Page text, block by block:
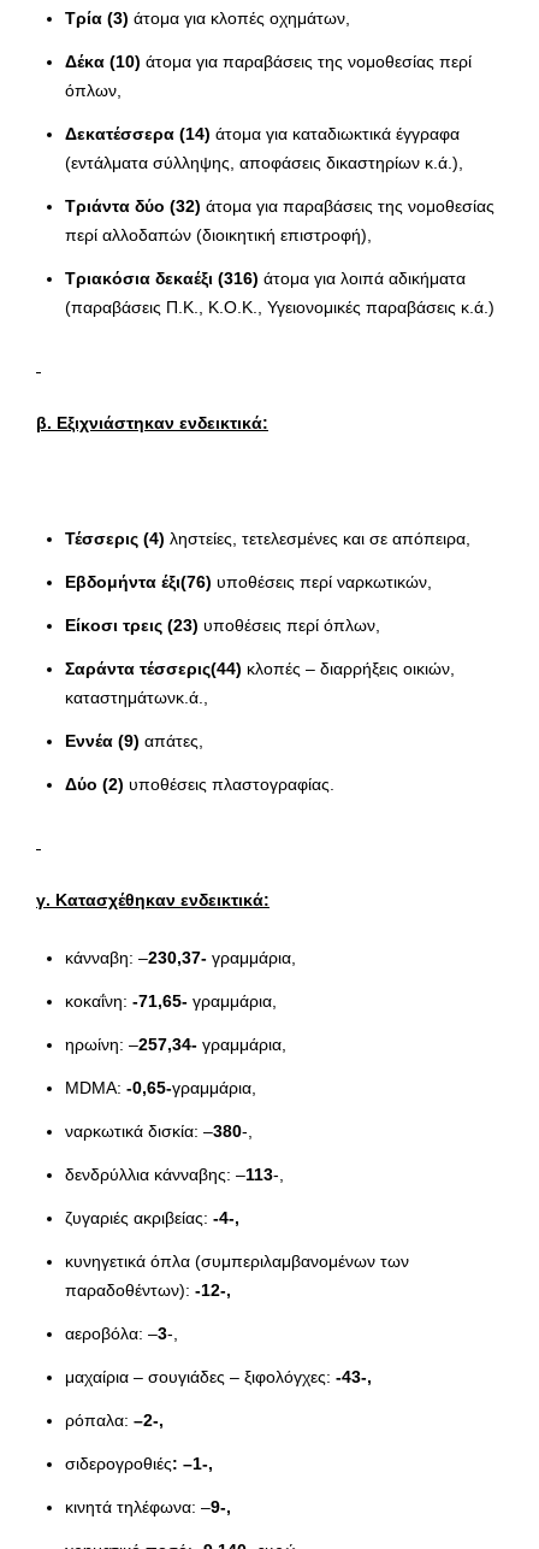
Τρία (3) άτομα για κλοπές οχημάτων,
Δέκα (10) άτομα για παραβάσεις της νομοθεσίας περί
όπλων,
Δεκατέσσερα (14) άτομα για καταδιωκτικά έγγραφα
(εντάλματα σύλληψης, αποφάσεις δικαστηρίων κ.ά.),
Τριάντα δύο (32) άτομα για παραβάσεις της νομοθεσίας
περί αλλοδαπών (διοικητική επιστροφή),
Τριακόσια δεκαέξι (316) άτομα για λοιπά αδικήματα
(παραβάσεις Π.Κ., Κ.Ο.Κ., Υγειονομικές παραβάσεις κ.ά.)
β. Εξιχνιάστηκαν ενδεικτικά:
Τέσσερις (4) ληστείες, τετελεσμένες και σε απόπειρα,
Εβδομήντα έξι(76) υποθέσεις περί ναρκωτικών,
Είκοσι τρεις (23) υποθέσεις περί όπλων,
Σαράντα τέσσερις(44) κλοπές – διαρρήξεις οικιών,
καταστημάτωνκ.ά.,
Εννέα (9) απάτες,
Δύο (2) υποθέσεις πλαστογραφίας.
γ. Κατασχέθηκαν ενδεικτικά:
κάνναβη: –230,37- γραμμάρια,
κοκαΐνη: -71,65- γραμμάρια,
ηρωίνη: –257,34- γραμμάρια,
MDMA: -0,65-γραμμάρια,
ναρκωτικά δισκία: –380-,
δενδρύλλια κάνναβης: –113-,
ζυγαριές ακριβείας: -4-,
κυνηγετικά όπλα (συμπεριλαμβανομένων των
παραδοθέντων): -12-,
αεροβόλα: –3-,
μαχαίρια – σουγιάδες – ξιφολόγχες: -43-,
ρόπαλα: –2-,
σιδερογροθιές: –1-,
κινητά τηλέφωνα: –9-,